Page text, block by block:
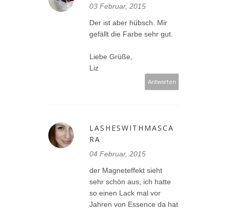
03 Februar, 2015
Der ist aber hübsch. Mir
gefällt die Farbe sehr gut.
Liebe Grüße,
Liz
Antworten
LASHESWITHMASCA
RA
04 Februar, 2015
der Magneteffekt sieht
sehr schön aus, ich hatte
so einen Lack mal vor
Jahren von Essence da hat